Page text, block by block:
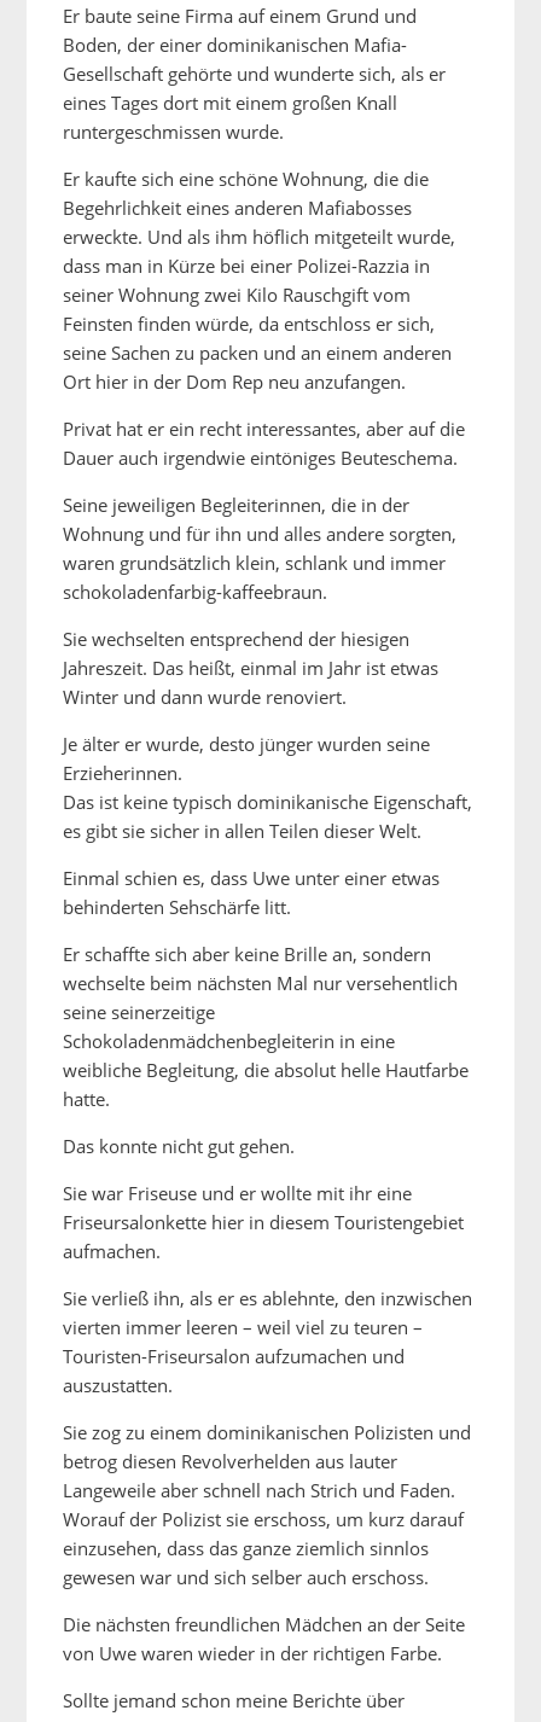
Er baute seine Firma auf einem Grund und
Boden, der einer dominikanischen Mafia-
Gesellschaft gehörte und wunderte sich, als er
eines Tages dort mit einem großen Knall
runtergeschmissen wurde.
Er kaufte sich eine schöne Wohnung, die die
Begehrlichkeit eines anderen Mafiabosses
erweckte. Und als ihm höflich mitgeteilt wurde,
dass man in Kürze bei einer Polizei-Razzia in
seiner Wohnung zwei Kilo Rauschgift vom
Feinsten finden würde, da entschloss er sich,
seine Sachen zu packen und an einem anderen
Ort hier in der Dom Rep neu anzufangen.
Privat hat er ein recht interessantes, aber auf die
Dauer auch irgendwie eintöniges Beuteschema.
Seine jeweiligen Begleiterinnen, die in der
Wohnung und für ihn und alles andere sorgten,
waren grundsätzlich klein, schlank und immer
schokoladenfarbig-kaffeebraun.
Sie wechselten entsprechend der hiesigen
Jahreszeit. Das heißt, einmal im Jahr ist etwas
Winter und dann wurde renoviert.
Je älter er wurde, desto jünger wurden seine
Erzieherinnen.
Das ist keine typisch dominikanische Eigenschaft,
es gibt sie sicher in allen Teilen dieser Welt.
Einmal schien es, dass Uwe unter einer etwas
behinderten Sehschärfe litt.
Er schaffte sich aber keine Brille an, sondern
wechselte beim nächsten Mal nur versehentlich
seine seinerzeitige
Schokoladenmädchenbegleiterin in eine
weibliche Begleitung, die absolut helle Hautfarbe
hatte.
Das konnte nicht gut gehen.
Sie war Friseuse und er wollte mit ihr eine
Friseursalonkette hier in diesem Touristengebiet
aufmachen.
Sie verließ ihn, als er es ablehnte, den inzwischen
vierten immer leeren – weil viel zu teuren –
Touristen-Friseursalon aufzumachen und
auszustatten.
Sie zog zu einem dominikanischen Polizisten und
betrog diesen Revolverhelden aus lauter
Langeweile aber schnell nach Strich und Faden.
Worauf der Polizist sie erschoss, um kurz darauf
einzusehen, dass das ganze ziemlich sinnlos
gewesen war und sich selber auch erschoss.
Die nächsten freundlichen Mädchen an der Seite
von Uwe waren wieder in der richtigen Farbe.
Sollte jemand schon meine Berichte über